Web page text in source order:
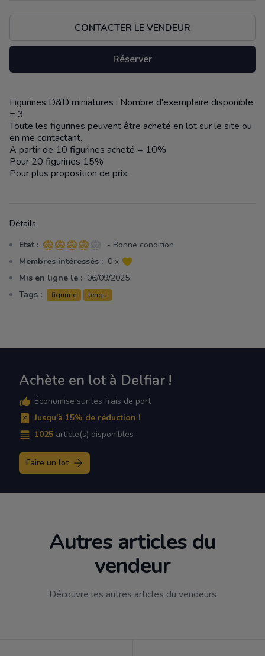
CONTACTER LE VENDEUR
Réserver
Description
Figurines D&D miniatures : Nombre d'exemplaire disponible
= 3
Toute les figurines peuvent être acheté en lot sur le site ou
en me contactant.
A partir de 10 figurines acheté = 10%
Pour 20 figurines 15%
Pour plus proposition de prix.
Détails
Etat : 4 sur 5 étoiles
- Bonne condition
Membres intéressés : 0 x
Mis en ligne le : 06/09/2025
Tags :
figurine tengu
Achète en lot à Delfiar !
Économise sur les frais de port
Jusqu'à 15% de réduction !
1025 article(s) disponibles
Faire un lot
Autres articles du
vendeur
Découvre les autres articles du vendeurs